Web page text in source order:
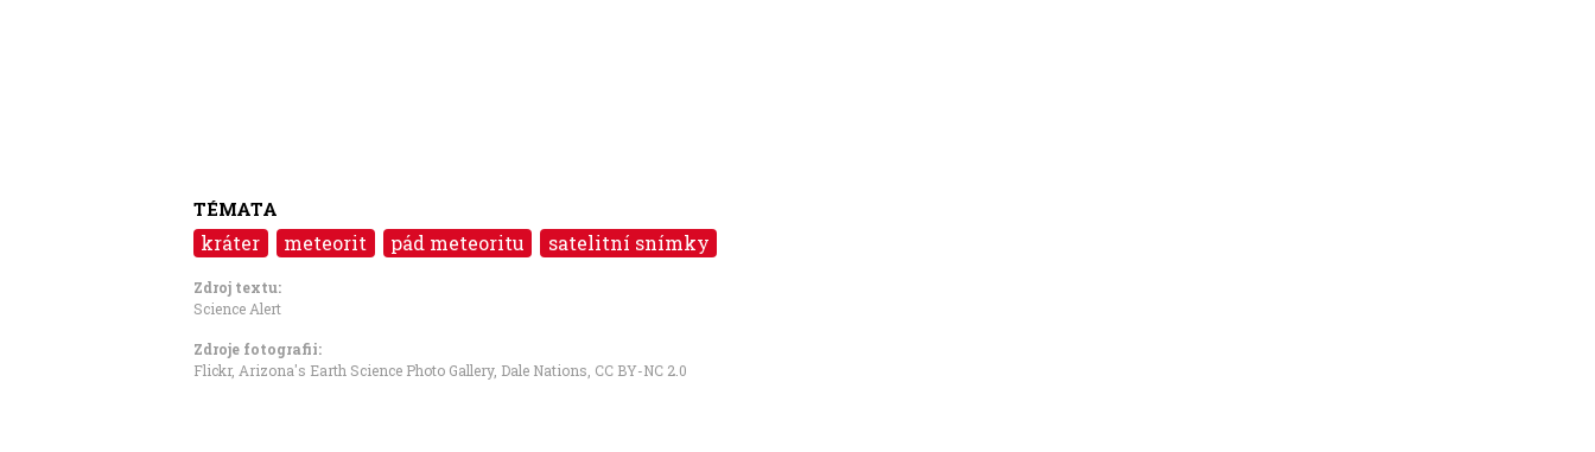
TÉMATA
kráter meteorit pád meteoritu satelitní snímky
Zdroj textu:
Science Alert
Zdroje fotografii:
Flickr, Arizona's Earth Science Photo Gallery, Dale Nations CC BY-NC 2.0